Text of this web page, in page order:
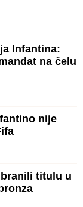
Infantina:
na čelu
nije
titulu u